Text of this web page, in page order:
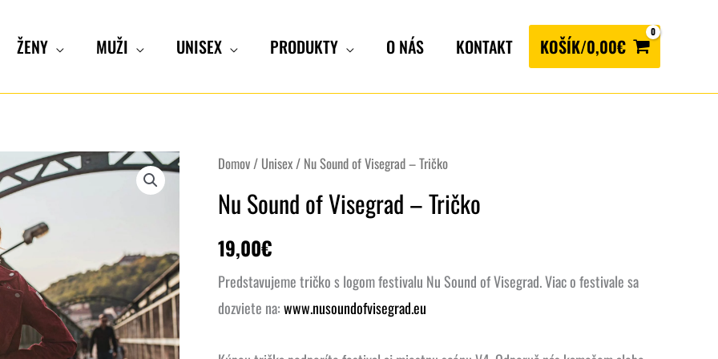
ŽENY MUŽI UNISEX PRODUKTY O NÁS KONTAKT KOŠÍK/0,00€
Domov/ Unisex/ Nu Sound of Visegrad – Tričko
Nu Sound of Visegrad – Tričko
19,00€
Predstavujeme tričko s logom festivalu Nu Sound of Visegrad. Viac o festivale sa
dozviete na:www.nusoundofvisegrad.eu
množstvo
Nu
Sound
of